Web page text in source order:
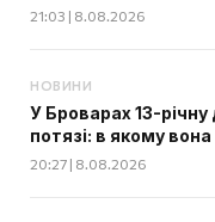
21:03 | 8.08.2026
НОВИНИ
У Броварах 13-
потязі: в якому вона
20:27 | 8.08.2026